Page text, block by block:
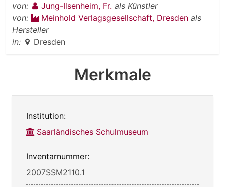
von:
Jung-Ilsenheim, Fr. als Künstler
von:
Meinhold Verlagsgesellschaft, Dresden als
Hersteller
in:
Dresden
Merkmale
Institution:
Saarländisches Schulmuseum
Inventarnummer:
2007SSM2110.1